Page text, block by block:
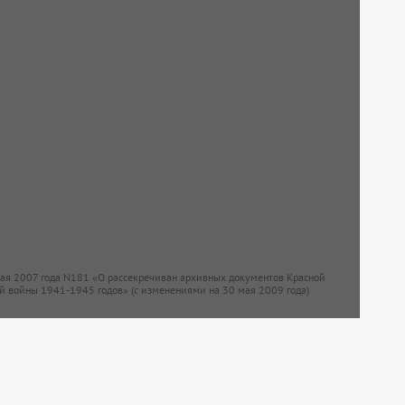
2007 года N181 «О рассекречиван архивных документов Красной
войны 1941-1945 годов» (с изменениями на 30 мая 2009 года)